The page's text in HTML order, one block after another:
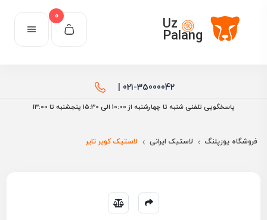
Uz
Palang
0
021-35000042 |
پاسخگویی تلفنی شنبه تا چهارشنبه از 10:00 الی ۱۵:30 پنجشنبه تا 13:00
فروشگاه یوزپلنگ لاستیک ایرانی لاستیک کویر تایر